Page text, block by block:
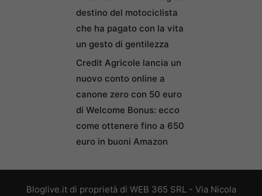
destino del motociclista
che ha pagato con la vita
un gesto di gentilezza
Credit Agricole lancia un
nuovo conto online a
canone zero con 50 euro
di Welcome Bonus: ecco
come ottenere fino a 650
euro in buoni Amazon
Bloglive.it di proprietà di WEB 365 SRL - Via Nicola